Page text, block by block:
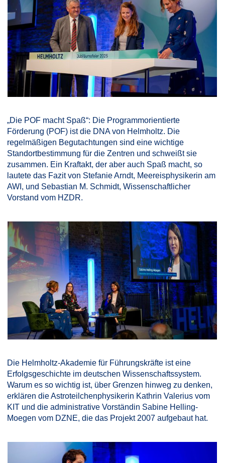
„Die POF macht Spaß“: Die Programmorientierte
Förderung (POF) ist die DNA von Helmholtz. Die
regelmäßigen Begutachtungen sind eine wichtige
Standortbestimmung für die Zentren und schweißt sie
zusammen. Ein Kraftakt, der aber auch Spaß macht, so
lautete das Fazit von Stefanie Arndt, Meereisphysikerin am
AWI, und Sebastian M. Schmidt, Wissenschaftlicher
Vorstand vom HZDR.
Die Helmholtz-Akademie für Führungskräfte ist eine
Erfolgsgeschichte im deutschen Wissenschaftssystem.
Warum es so wichtig ist, über Grenzen hinweg zu denken,
erklären die Astroteilchenphysikerin Kathrin Valerius vom
KIT und die administrative Vorständin Sabine Helling-
Moegen vom DZNE, die das Projekt 2007 aufgebaut hat.